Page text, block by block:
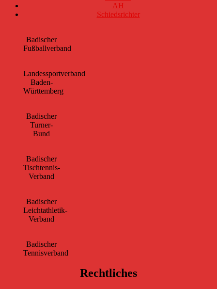
AH
Schiedsrichter
Badischer
Fußballverband
Landessportverband
Baden-
Württemberg
Badischer
Turner-
Bund
Badischer
Tischtennis-
Verband
Badischer
Leichtathletik-
Verband
Badischer
Tennisverband
Rechtliches